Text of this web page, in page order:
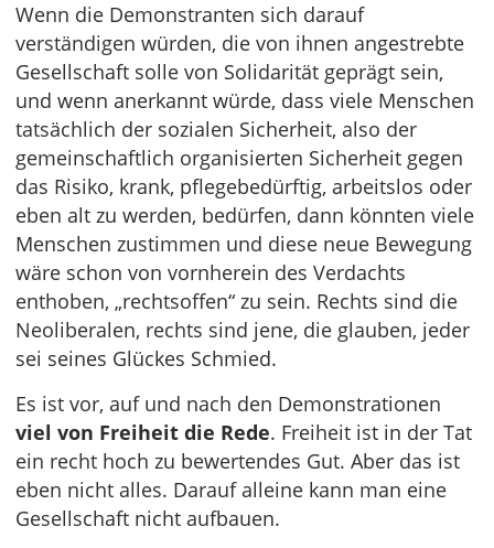
Wenn die Demonstranten sich darauf
verständigen würden, die von ihnen angestrebte
Gesellschaft solle von Solidarität geprägt sein,
und wenn anerkannt würde, dass viele Menschen
tatsächlich der sozialen Sicherheit, also der
gemeinschaftlich organisierten Sicherheit gegen
das Risiko, krank, pflegebedürftig, arbeitslos oder
eben alt zu werden, bedürfen, dann könnten viele
Menschen zustimmen und diese neue Bewegung
wäre schon von vornherein des Verdachts
enthoben, „rechtsoffen“ zu sein. Rechts sind die
Neoliberalen, rechts sind jene, die glauben, jeder
sei seines Glückes Schmied.
Es ist vor, auf und nach den Demonstrationen
viel von Freiheit die Rede. Freiheit ist in der Tat
ein recht hoch zu bewertendes Gut. Aber das ist
eben nicht alles. Darauf alleine kann man eine
Gesellschaft nicht aufbauen.